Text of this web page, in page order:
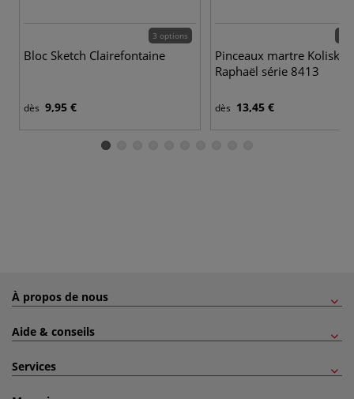
3 options
Bloc Sketch Clairefontaine
dès 9,95 €
Pinceaux martre Kolisky
Raphaël série 8413
dès 13,45 €
À propos de nous
Aide & conseils
Services